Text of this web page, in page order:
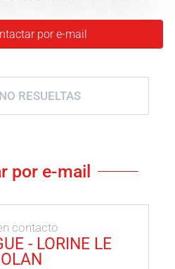
por e-mail
RESUELTAS
por e-mail
contacto
- LORINE LE